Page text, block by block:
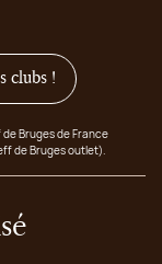
clubs !
Bruges de France
de Bruges outlet).